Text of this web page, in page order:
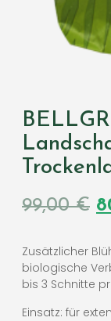
99,00€
Zusätzlicher
biologische
bis 3 Schnitte
Einsatz: für